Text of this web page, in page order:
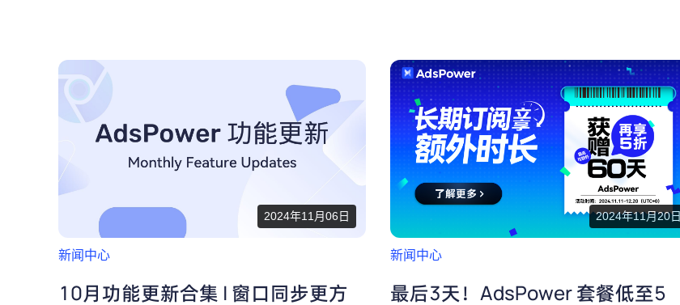
2024年11月06日
新闻中心
10月功能更新合集 | 窗口同步更方
2024年11月20日
新闻中心
最后3天！AdsPower 套餐低至5